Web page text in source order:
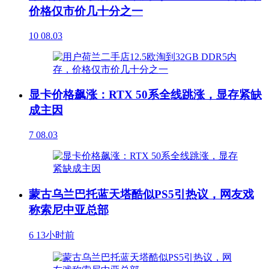
价格仅市价几十分之一
10 08.03
显卡价格飙涨：RTX 50系全线跳涨，显存紧缺
成主因
7 08.03
蒙古乌兰巴托蓝天塔酷似PS5引热议，网友戏
称索尼中亚总部
6 13小时前